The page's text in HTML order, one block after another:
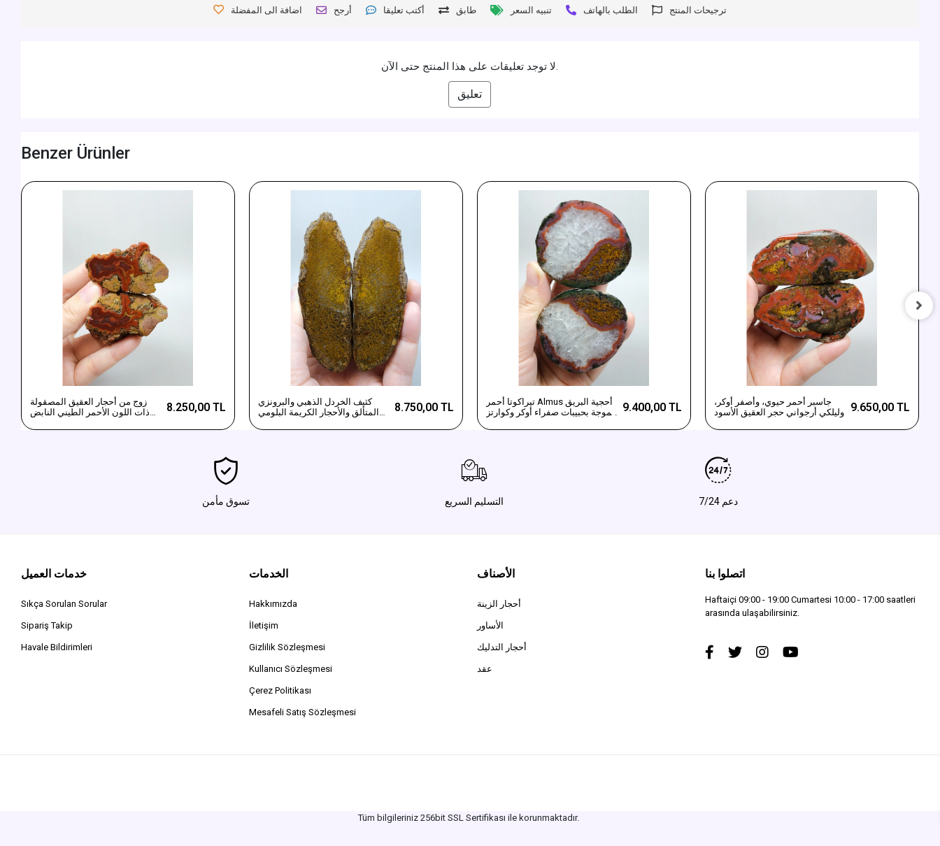
اضافة الى المفضلة أرجح أكتب تعليقا طابق تنبيه السعر الطلب بالهاتف ترجيحات المنتج
لا توجد تعليقات على هذا المنتج حتى الآن.
تعليق
Benzer Ürünler
زوج من أحجار العقيق المصقولة
ذات اللون الأحمر الطيني النابض
8.250,00 TL
كثيف الخردل الذهبي والبرونزي
المتألق والأحجار الكريمة البلومي
8.750,00 TL
تيراكوتا أحمر Almus أحجية البريق
مموجة بحبيبات صفراء أوكر وكوارتز
9.400,00 TL
جاسبر أحمر حيوي، وأصفر أوكر،
وليلكي أرجواني حجر العقيق الأسود
9.650,00 TL
تسوق مأمن التسليم السريع دعم 7/24
خدمات العميل
Sıkça Sorulan Sorular
Sipariş Takip
Havale Bildirimleri
الخدمات
Hakkımızda
İletişim
Gizlilik Sözleşmesi
Kullanıcı Sözleşmesi
Çerez Politikası
Mesafeli Satış Sözleşmesi
الأصناف
أحجار الزينة
الأساور
أحجار التدليك
عقد
اتصلوا بنا
Haftaiçi 09:00 - 19:00 Cumartesi 10:00 - 17:00 saatleri
arasında ulaşabilirsiniz.
Tüm bilgileriniz 256bit SSL Sertifikası ile korunmaktadır.